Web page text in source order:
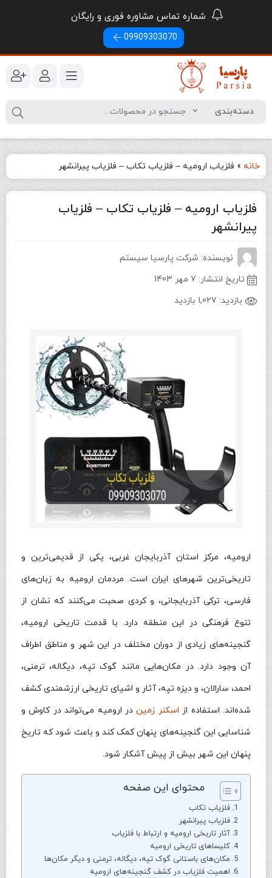
شماره تماس مشاوره فوری و رایگان
09909303070
خانه » فلزیاب ارومیه – فلزیاب تکاب – فلزیاب پیرانشهر
فلزیاب ارومیه – فلزیاب تکاب – فلزیاب
پیرانشهر
نویسنده: شرکت پارسیا سیستم
تاریخ انتشار: 7 مهر 1403
بازدید: 1,027 بازدید
ارومیه، مرکز استان آذربایجان غربی، یکی از قدیمی‌ترین و
تاریخی‌ترین شهرهای ایران است. مردمان ارومیه به زبان‌های
فارسی، ترکی آذربایجانی، و کردی صحبت می‌کنند که نشان از
تنوع فرهنگی در این منطقه دارد. با قدمت تاریخی ارومیه،
گنجینه‌های زیادی از دوران مختلف در این شهر و مناطق اطراف
آن وجود دارد. در مکان‌هایی مانند گوک تپه، دیگاله، ترمنی،
احمد، سارالان، و دیزه تپه، آثار و اشیای تاریخی ارزشمندی کشف
شده‌اند. استفاده از اسکنر زمیندر ارومیه می‌تواند در کاوش و
شناسایی این گنجینه‌های پنهان کمک کند و باعث شود که تاریخ
پنهان این شهر بیش از پیش آشکار شود.
محتوای این صفحه
فلزیاب تکاب
فلزیاب پیرانشهر
آثار تاریخی ارومیه و ارتباط با فلزیاب
کلیساهای تاریخی ارومیه
مکان‌های باستانی گوک تپه، دیگاله، ترمنی و دیگر مکان‌ها
اهمیت فلزیاب در کشف گنجینه‌های ارومیه